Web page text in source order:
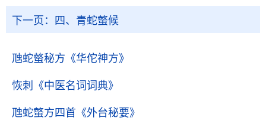
下一页： 四、青蛇螫候
虺蛇螫秘方 《华佗神方》
恢刺 《中医名词词典》
虺蛇螫方四首 《外台秘要》